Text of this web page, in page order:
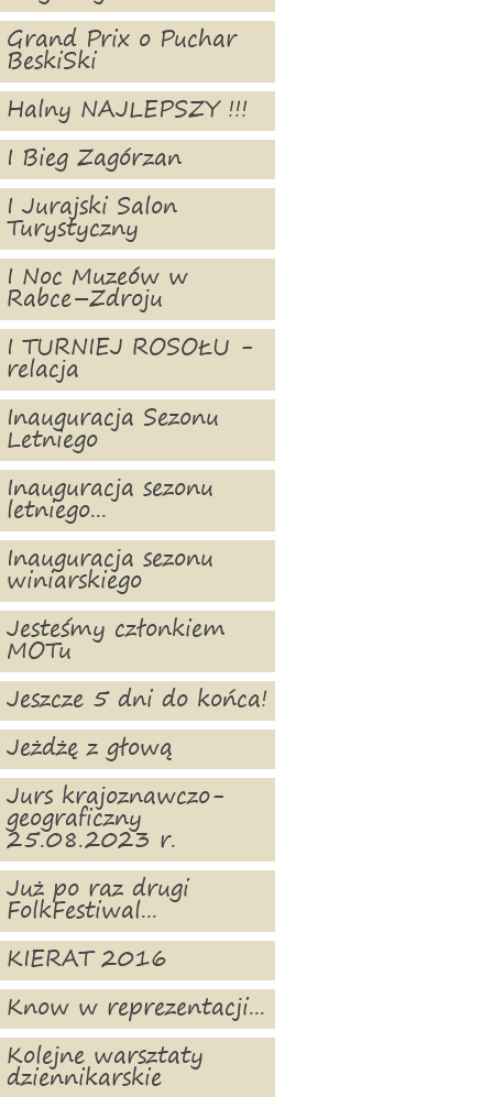
Grand Prix o Puchar
BeskiSki
Halny NAJLEPSZY !!!
I Bieg Zagórzan
I Jurajski Salon
Turystyczny
I Noc Muzeów w
Rabce–Zdroju
I TURNIEJ ROSOŁU -
relacja
Inauguracja Sezonu
Letniego
Inauguracja sezonu
letniego...
Inauguracja sezonu
winiarskiego
Jesteśmy członkiem
MOTu
Jeszcze 5 dni do końca!
Jeżdżę z głową
Jurs krajoznawczo-
geograficzny
25.08.2023 r.
Już po raz drugi
FolkFestiwal...
KIERAT 2016
Know w reprezentacji...
Kolejne warsztaty
dziennikarskie